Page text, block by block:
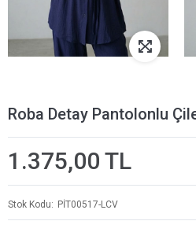
Roba Detay Pantolonlu
1.375,00 TL
Stok Kodu PİT00517-LCV